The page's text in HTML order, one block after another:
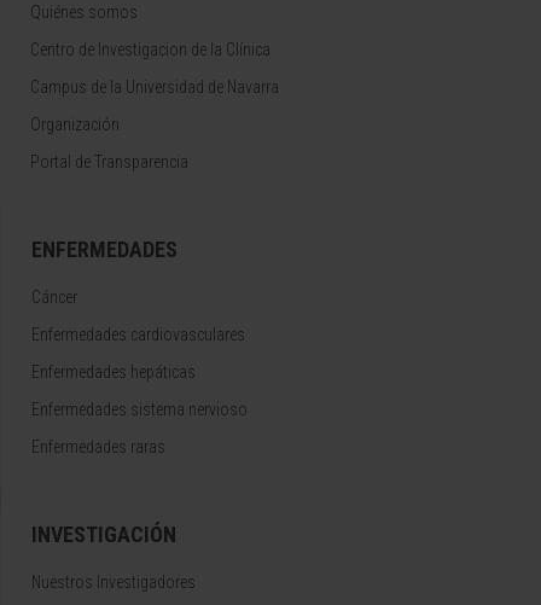
Quiénes somos
Centro de Investigacion de la Clínica
Campus de la Universidad de Navarra
Organización
Portal de Transparencia
ENFERMEDADES
Cáncer
Enfermedades cardiovasculares
Enfermedades hepáticas
Enfermedades sistema nervioso
Enfermedades raras
INVESTIGACIÓN
Nuestros Investigadores